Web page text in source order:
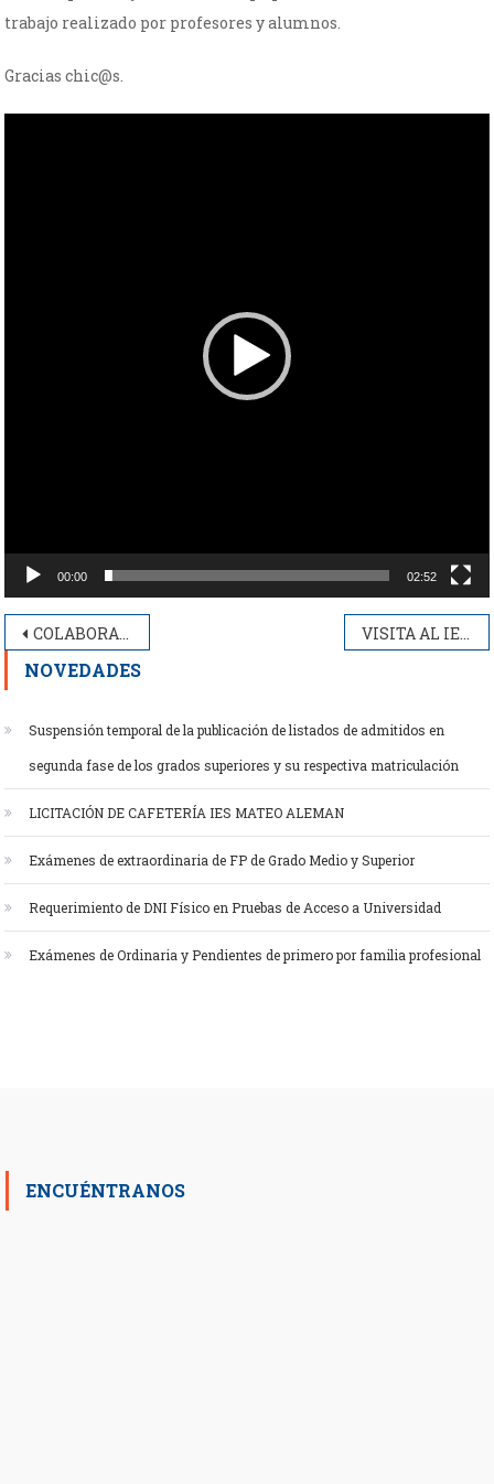
trabajo realizado por profesores y alumnos.
Gracias chic@s.
00:00 02:52
Navegación
de
entradas
COLABORACIÓN IES MATEO ALEMÁN-KIA ESPAÑA FORMACIÓN DE SERVICIO VISITA AL IES MATEO ALEMÁN DE LAS EMPRESAS COLABORADORAS CON EL CICLO DE PLANTA QUIMICA DUAL
NOVEDADES
Suspensión temporal de la publicación de listados de admitidos en
segunda fase de los grados superiores y su respectiva matriculación
LICITACIÓN DE CAFETERÍA IES MATEO ALEMAN
Exámenes de extraordinaria de FP de Grado Medio y Superior
Requerimiento de DNI Físico en Pruebas de Acceso a Universidad
Exámenes de Ordinaria y Pendientes de primero por familia profesional
ENCUÉNTRANOS